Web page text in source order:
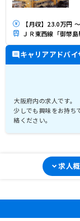
【月収】23.0万円
ＪＲ東西線「御幣島
キャリアアドバ
大阪府内の求人です。
少しでも興味をお持ち
絡ください。
求人